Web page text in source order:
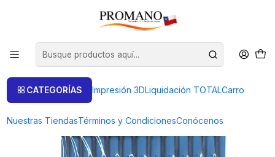
CATEGORÍAS Impresión 3DLiquidación TOTALCarro
Nuestras TiendasTérminos y CondicionesConócenos
Inicio Herramientas
SET DE 12 LIMAS MATRICERAS 2º CORTE EUROTOOL